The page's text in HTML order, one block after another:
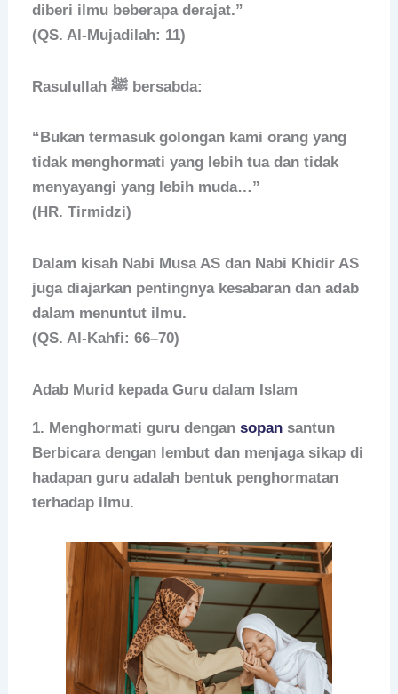
diberi ilmu beberapa derajat.”
(QS. Al-Mujadilah: 11)
Rasulullah ﷺ bersabda:
“Bukan termasuk golongan kami orang yang
tidak menghormati yang lebih tua dan tidak
menyayangi yang lebih muda…”
(HR. Tirmidzi)
Dalam kisah Nabi Musa AS dan Nabi Khidir AS
juga diajarkan pentingnya kesabaran dan adab
dalam menuntut ilmu.
(QS. Al-Kahfi: 66–70)
Adab Murid kepada Guru dalam Islam
1. Menghormati guru dengansopan santun
Berbicara dengan lembut dan menjaga sikap di
hadapan guru adalah bentuk penghormatan
terhadap ilmu.